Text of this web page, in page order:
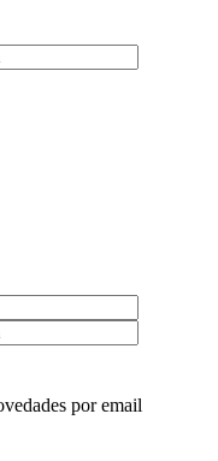
por email